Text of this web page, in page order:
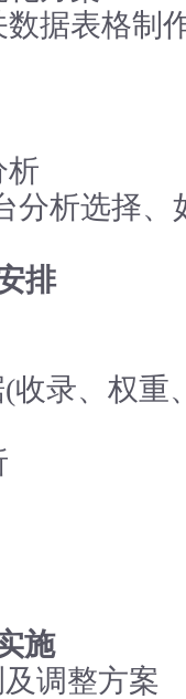
据表格制
析选择、
排
录、权重
施
调整方案